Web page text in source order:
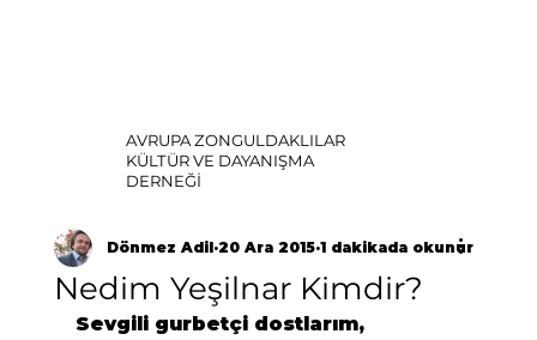
AVRUPA ZONGULDAKLILAR
KÜLTÜR VE DAYANIŞMA
DERNEĞİ
Nedim Yeşilnar Kimdir?
Dönmez Adil 20 Ara 2015 1 dakikada okunur
Sevgili gurbetçi dostlarım,